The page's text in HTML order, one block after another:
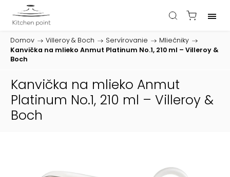
Domov / Villeroy & Boch / Servírovanie / Mliečniky /
Kanvička na mlieko Anmut Platinum No.1, 210 ml – Villeroy &
Boch
Kanvička na mlieko Anmut
Platinum No.1, 210 ml – Villeroy &
Boch